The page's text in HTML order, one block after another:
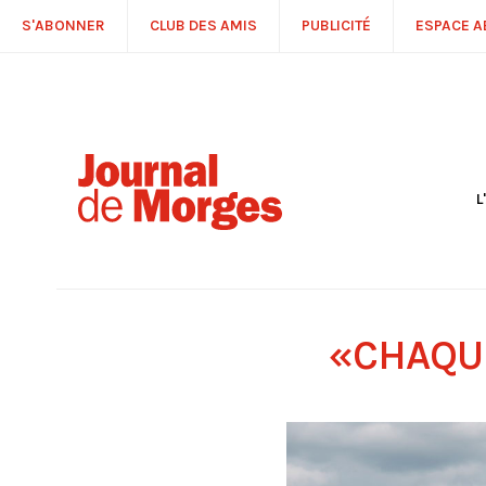
S'ABONNER CLUB DES AMIS PUBLICITÉ ESPACE